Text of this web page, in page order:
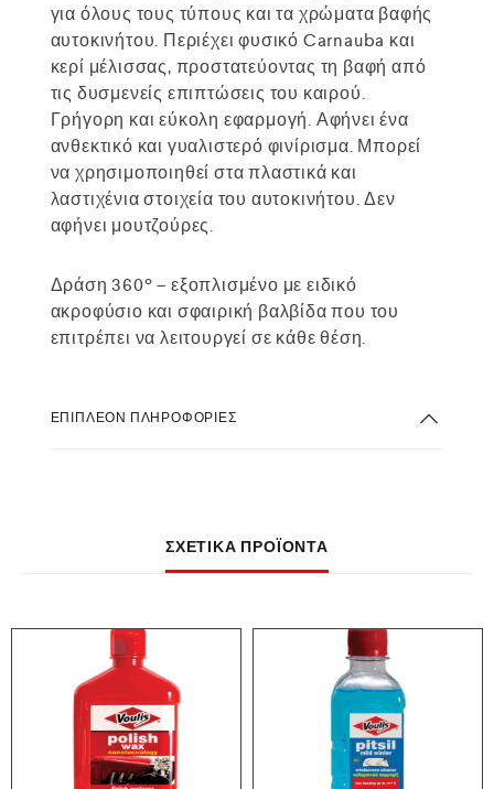
για όλους τους τύπους και τα χρώματα βαφής
αυτοκινήτου. Περιέχει φυσικό Carnauba και
κερί μέλισσας, προστατεύοντας τη βαφή από
τις δυσμενείς επιπτώσεις του καιρού.
Γρήγορη και εύκολη εφαρμογή. Αφήνει ένα
ανθεκτικό και γυαλιστερό φινίρισμα. Μπορεί
να χρησιμοποιηθεί στα πλαστικά και
λαστιχένια στοιχεία του αυτοκινήτου. Δεν
αφήνει μουτζούρες.
Δράση 360º – εξοπλισμένο με ειδικό
ακροφύσιο και σφαιρική βαλβίδα που του
επιτρέπει να λειτουργεί σε κάθε θέση.
ΕΠΙΠΛΈΟΝ ΠΛΗΡΟΦΟΡΊΕΣ
ΣΧΕΤΙΚΆ ΠΡΟΪΌΝΤΑ